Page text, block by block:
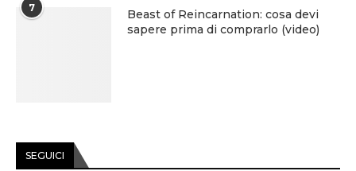
7
Beast of Reincarnation: cosa devi
sapere prima di comprarlo (video)
SEGUICI